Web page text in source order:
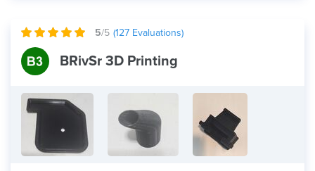
5/5 (127 Evaluations)
BRivSr 3D Printing